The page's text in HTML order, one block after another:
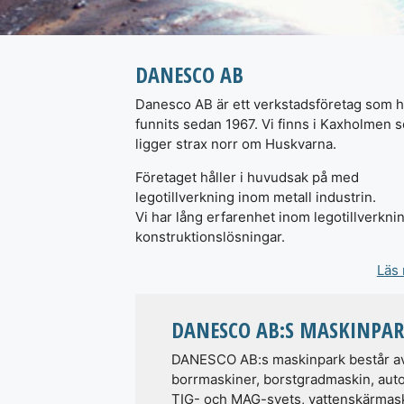
DANESCO AB
Danesco AB är ett verkstadsföretag som
funnits sedan 1967. Vi finns i Kaxholmen
ligger strax norr om Huskvarna.
Företaget håller i huvudsak på med
legotillverkning inom metall industrin.
Vi har lång erfarenhet inom
konstruktionslösningar.
Läs
DANESCO AB:S
DANESCO AB:s maskinpark består
borrmaskiner, borstgradmaskin,
TIG- och MAG-svets,